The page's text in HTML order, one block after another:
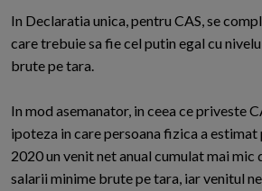
In Declaratia unica, pentru CAS, se
care trebuie sa fie cel putin egal cu
brute pe tara.
In mod asemanator, in ceea ce priveste
ipoteza in care persoana fizica a
2020 un venit net anual cumulat mai mic
salarii minime brute pe tara, iar venitul